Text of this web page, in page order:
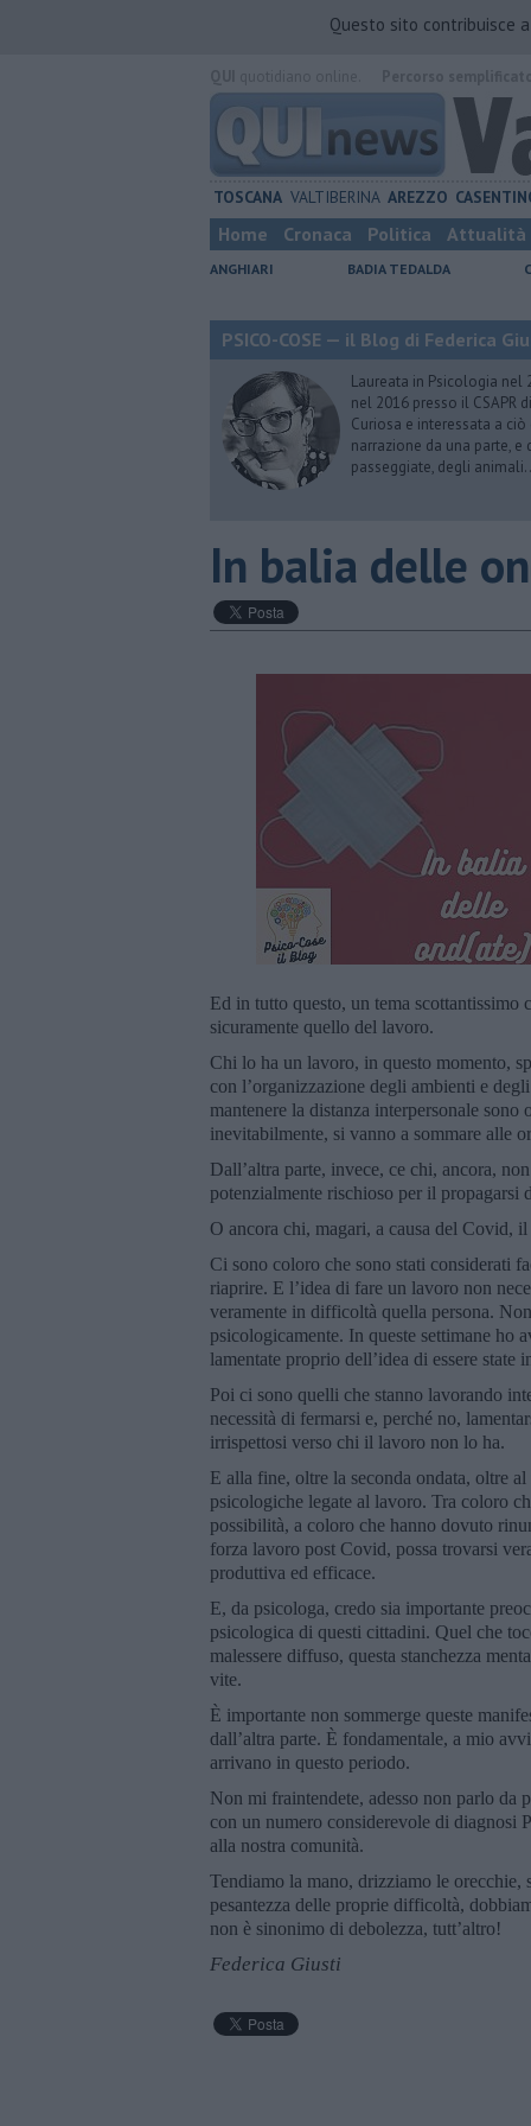
Questo sito contribuisce
TOSCANA VALTIBERINA AREZZO
Home Cronaca Politica Attualità
ANGHIARI BADIA TEDALDA
PSICO-COSE — il Blog di Federica
Laureata in Psicologia nel
nel 2016 presso il CSAPR
Curiosa e interessata a
narrazione da una parte,
passeggiate, degli
​In balia delle
Ed in tutto questo, un tema scottantissimo
sicuramente quello del lavoro.
Chi lo ha un lavoro, in questo momento,
con l’organizzazione degli ambienti e
mantenere la distanza interpersonale
inevitabilmente, si vanno a sommare alle
Dall’altra parte, invece, ce chi, ancora,
potenzialmente rischioso per il propagarsi
O ancora chi, magari, a causa del Covid,
Ci sono coloro che sono stati considerati
riaprire. E l’idea di fare un lavoro non
veramente in difficoltà quella persona.
psicologicamente. In queste settimane ho
lamentate proprio dell’idea di essere
Poi ci sono quelli che stanno lavorando
necessità di fermarsi e, perché no,
irrispettosi verso chi il lavoro non lo ha.
E alla fine, oltre la seconda ondata, oltre
psicologiche legate al lavoro. Tra coloro
possibilità, a coloro che hanno dovuto
forza lavoro post Covid, possa trovarsi
produttiva ed efficace.
E, da psicologa, credo sia importante
psicologica di questi cittadini. Quel che
malessere diffuso, questa stanchezza
vite.
È importante non sommerge queste
dall’altra parte. È fondamentale, a mio
arrivano in questo periodo.
Non mi fraintendete, adesso non parlo da
con un numero considerevole di diagnosi
alla nostra comunità.
Tendiamo la mano, drizziamo le orecchie,
pesantezza delle proprie difficoltà,
non è sinonimo di debolezza, tutt’altro!
Federica Giusti